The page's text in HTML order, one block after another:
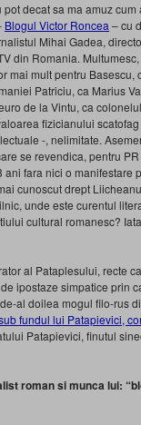
decat sa ma amuz
Blogul Victor Roncea – cu
Mihai Gadea,
din Romania.
mult pentru Basescu,
Patriciu, ca Marius
de la Vintu, ca
fizicianului
-, nelimitate.
se revendica, pentru
fara nici o manifestare
cunoscut drept
unde este curentul
cultural romanesc?
al Pataplesului, recte
ipostaze simpatice prin
al doilea mogul filo-rus
fundul lui Patapievici,
Patapievici, finutul
roman si munca lui: